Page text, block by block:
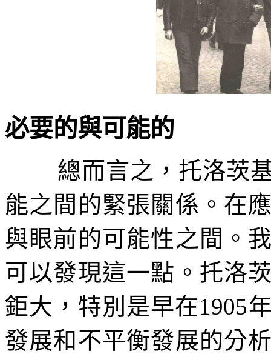
必要的與可能的
總而言之，托洛茨
能之間的緊張關係。在
與眼前的可能性之間。
可以發現這一點。托洛
鉅大，特別是早在1905
發展和不平衡發展的分